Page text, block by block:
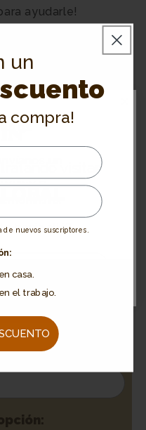
ayudarle!
un
a
visitar
hacia allá?
un
compra!
de nuevos suscriptores.
casa.
el trabajo.